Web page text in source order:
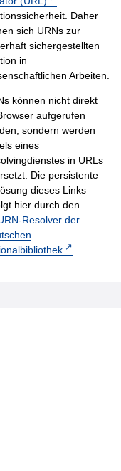
Daher
sich URNs zur
sichergestellten
in
Arbeiten.
können nicht direkt
aufgerufen
sondern werden
eines
in URLs
Die persistente
dieses Links
hier durch den
Resolver der
.